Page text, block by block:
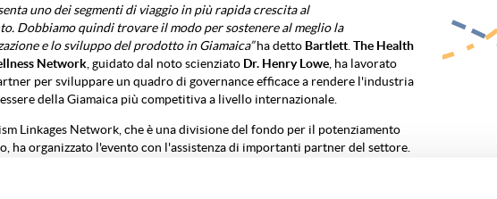
uno dei segmenti di viaggio in più rapida crescita al
Dobbiamo quindi trovare il modo per sostenere al meglio la
e lo sviluppo del prodotto in Giamaica”ha detto Bartlett. The Health
Network, guidato dal noto scienziato Dr. Henry Lowe, ha lavorato
per sviluppare un quadro di governance efficace a rendere l'industria
della Giamaica più competitiva a livello internazionale.
Linkages Network, che è una divisione del fondo per il potenziamento
ha organizzato l'evento con l'assistenza di importanti partner del settore.